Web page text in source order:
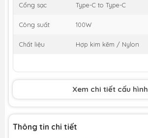
Cổng sạc Type-C to Type-C
Công suất 100W
Chất liệu Hợp kim kẽm / Nylon
Xem chi tiết cấu hình
Thông tin chi tiết